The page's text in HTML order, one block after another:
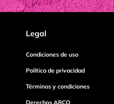
Legal
Condiciones de uso
Política de privacidad
Términos y condiciones
Derechos ARCO